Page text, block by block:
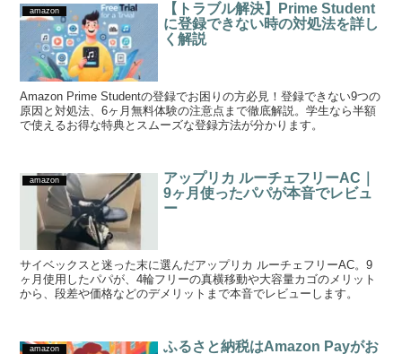
amazon
【トラブル解決】Prime Student
に登録できない時の対処法を詳し
く解説
Amazon Prime Studentの登録でお困りの方必見！登録できない9つの
原因と対処法、6ヶ月無料体験の注意点まで徹底解説。学生なら半額
で使えるお得な特典とスムーズな登録方法が分かります。
amazon
アップリカ ルーチェフリーAC｜
9ヶ月使ったパパが本音でレビュ
ー
サイベックスと迷った末に選んだアップリカ ルーチェフリーAC。9
ヶ月使用したパパが、4輪フリーの真横移動や大容量カゴのメリット
から、段差や価格などのデメリットまで本音でレビューします。
amazon
ふるさと納税はAmazon Payがお